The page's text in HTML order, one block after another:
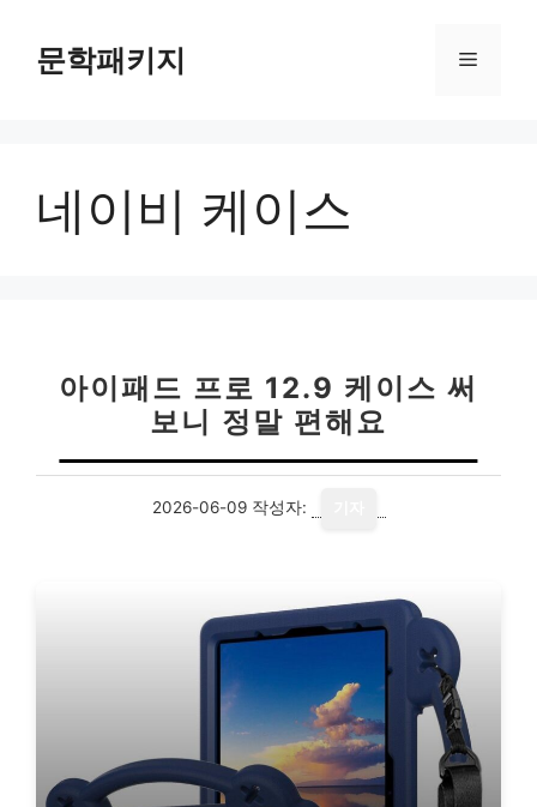
문학패키지 메
네이비 케이스
아이패드 프로 12.9 케이스 써
보니 정말 편해요
2026-06-09 작성자: